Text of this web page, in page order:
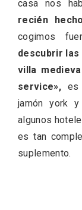
casa nos
recién
cogimos
descubrir las
villa medieval
service», es
jamón york
algunos
es tan
suplemento.